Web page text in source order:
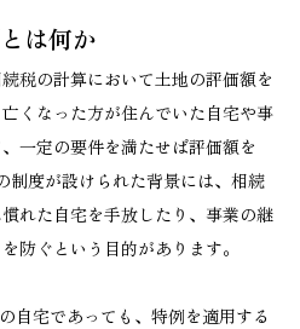
は何か
税の計算において土地の評価額を
くなった方が住んでいた自宅や事
一定の要件を満たせば評価額を
度が設けられた背景には、相続
れた自宅を手放したり、事業の継
防ぐという目的があります。
自宅であっても、特例を適用する